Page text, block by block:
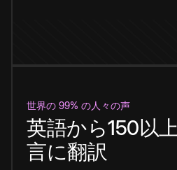
世界の 99% の人々の声
英語から150以
言に翻訳